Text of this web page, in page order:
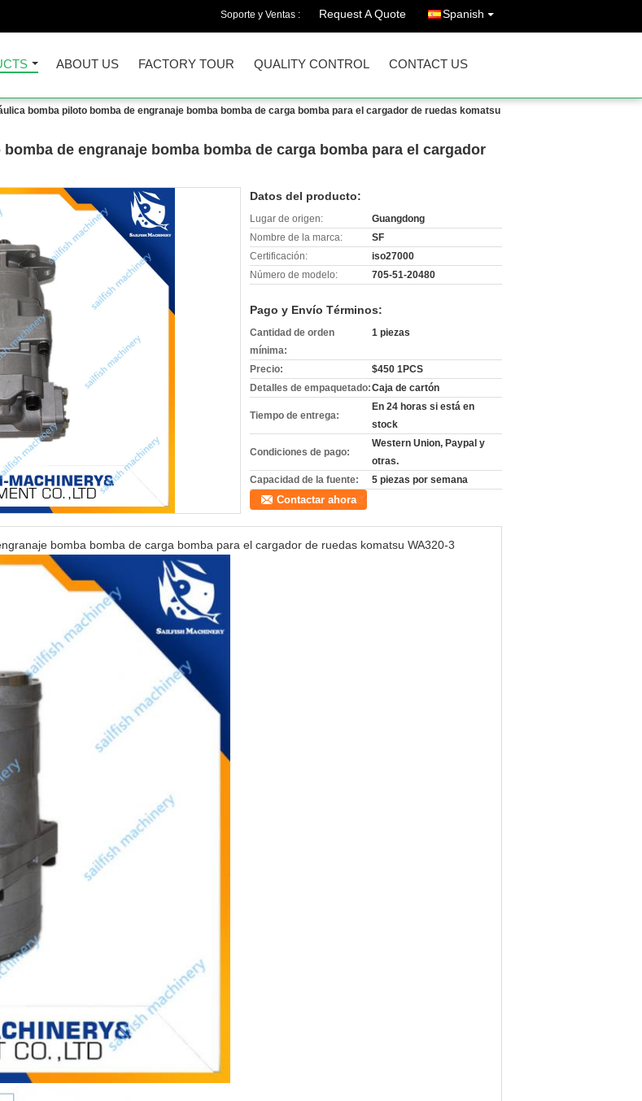
Soporte y Ventas : Request A Quote Spanish
ABOUT US FACTORY TOUR QUALITY CONTROL CONTACT US
bomba piloto bomba de engranaje bomba bomba de carga bomba para el cargador de ruedas komatsu
de engranaje bomba bomba de carga bomba para el cargador
Datos del producto:
Lugar de origen:
Guangdong
Nombre de la marca:
SF
Certificación:
iso27000
Número de modelo:
705-51-20480
Pago y Envío Términos:
Cantidad de orden
mínima:
1 piezas
Precio:
$450 1PCS
Detalles de empaquetado:Caja de cartón
Tiempo de entrega:
En 24 horas si está en
stock
Condiciones de pago:
Western Union, Paypal y
otras.
Capacidad de la fuente:
5 piezas por semana
Contactar ahora
bomba bomba de carga bomba para el cargador de ruedas komatsu WA320-3